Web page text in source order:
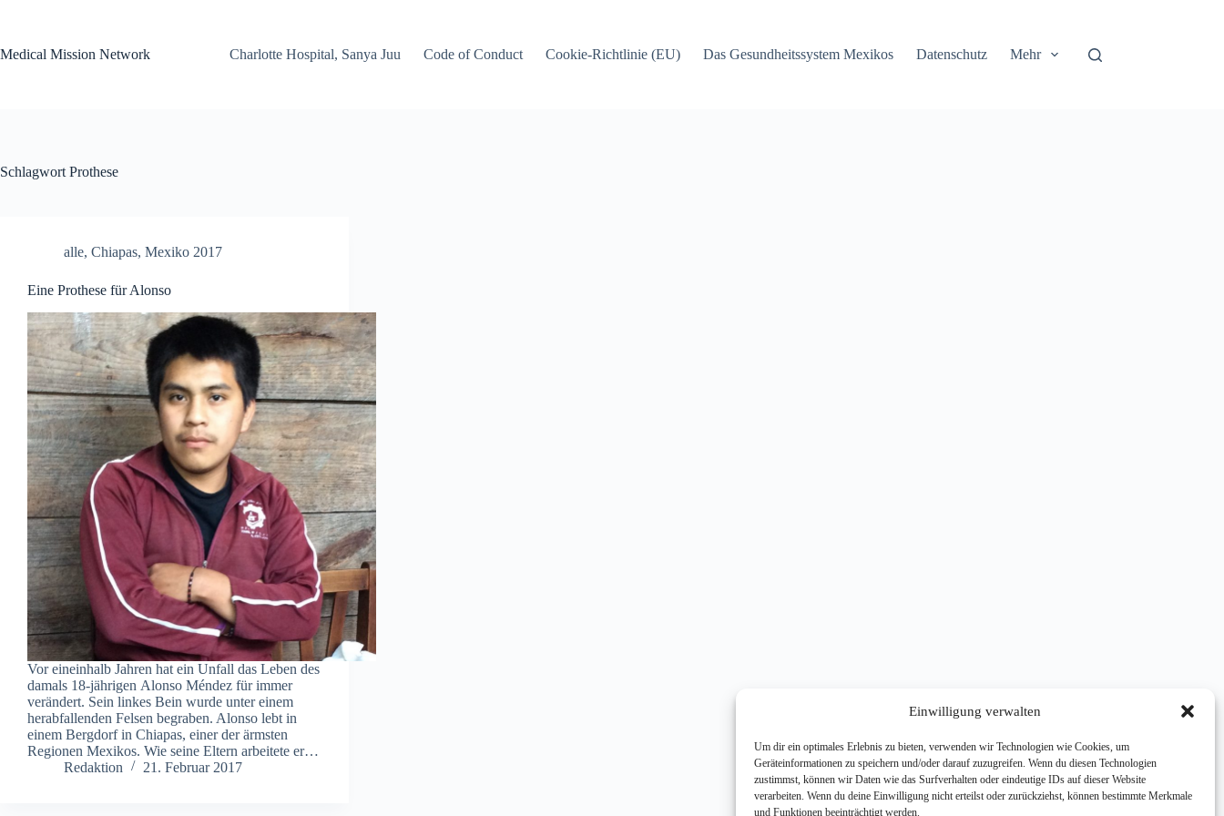
Einwilligung verwalten
Um dir ein optimales Erlebnis zu bieten, verwenden wir Technologien wie Cookies, um
Geräteinformationen zu speichern und/oder darauf zuzugreifen. Wenn du diesen Technologien
zustimmst, können wir Daten wie das Surfverhalten oder eindeutige IDs auf dieser Website
verarbeiten. Wenn du deine Einwilligung nicht erteilst oder zurückziehst, können bestimmte Merkmale
und Funktionen beeinträchtigt werden.
Medical Mission Network
Charlotte Hospital, Sanya Juu Code of Conduct Cookie-Richtlinie (EU) Das Gesundheitssystem Mexikos Datenschutz Mehr
Schlagwort Prothese
alle, Chiapas, Mexiko 2017
Eine Prothese für Alonso
Vor eineinhalb Jahren hat ein Unfall das Leben des
damals 18-jährigen Alonso Méndez für immer
verändert. Sein linkes Bein wurde unter einem
herabfallenden Felsen begraben. Alonso lebt in
einem Bergdorf in Chiapas, einer der ärmsten
Regionen Mexikos. Wie seine Eltern arbeitete er…
Redaktion
21. Februar 2017